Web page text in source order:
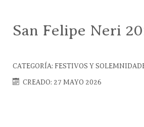
San Felipe Neri
CATEGORÍA: FESTIVOS Y
CREADO: 27 MAYO 2026